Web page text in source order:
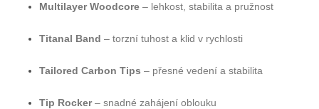
Multilayer Woodcore – lehkost, stabilita a pružnost
Titanal Band – torzní tuhost a klid v rychlosti
Tailored Carbon Tips – přesné vedení a stabilita
Tip Rocker– snadné zahájení oblouku